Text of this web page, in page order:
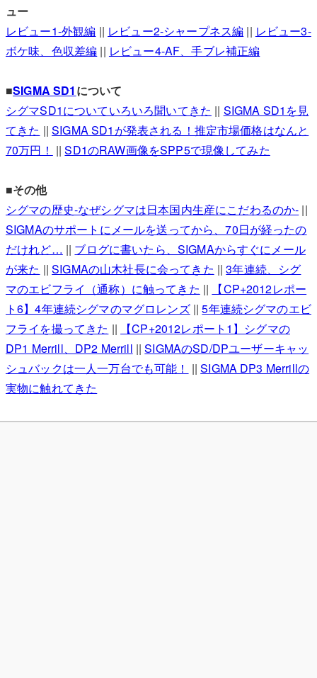
ュー
レビュー1-外観編 || レビュー2-シャープネス編 || レビュー3-
ボケ味、色収差編 || レビュー4-AF、手ブレ補正編
■SIGMA SD1 について
シグマSD1についていろいろ聞いてきた || SIGMA SD1を見
てきた ||SIGMA SD1が発表される！推定市場価格はなんと
70万円！ ||SD1のRAW画像をSPP5で現像してみた
■その他
シグマの歴史-なぜシグマは日本国内生産にこだわるのか- ||
SIGMAのサポートにメールを送ってから、70日が経ったの
だけれど… || ブログに書いたら、SIGMAからすぐにメール
が来た ||SIGMAの山木社長に会ってきた ||3年連続、シグ
マのエビフライ（通称）に触ってきた ||
【CP+2012レポー
ト6】4年連続シグマのマグロレンズ||5年連続シグマのエビ
フライを撮ってきた ||
【CP+2012レポート1】シグマの
DP1 Merrill、DP2 Merrill ||SIGMAのSD/DPユーザーキャッ
シュバックは一人一万台でも可能！ ||SIGMA DP3 Merrillの
実物に触れてきた